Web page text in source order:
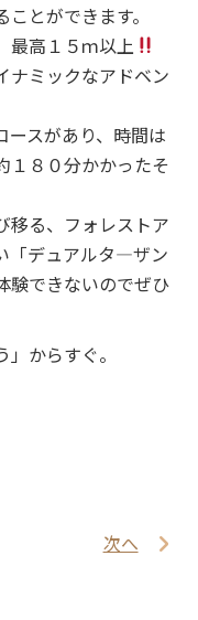
とができます。
最高１５ｍ以上
ナミックなアドベン
ースがあり、時間は
１８０分かかったそ
移る、フォレストア
「デュアルタ―ザン
験できないのでぜひ
からすぐ。
次へ